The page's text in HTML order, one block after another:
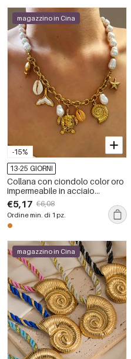
-15%
magazzino in Cina
13-25 GIORNI
Collana con ciondolo color oro
impermeabile in acciaio
inossidabile oceanico da 1
pezzo
€5,17 €6,08
Ordine min. di 1 pz.
magazzino in Cina